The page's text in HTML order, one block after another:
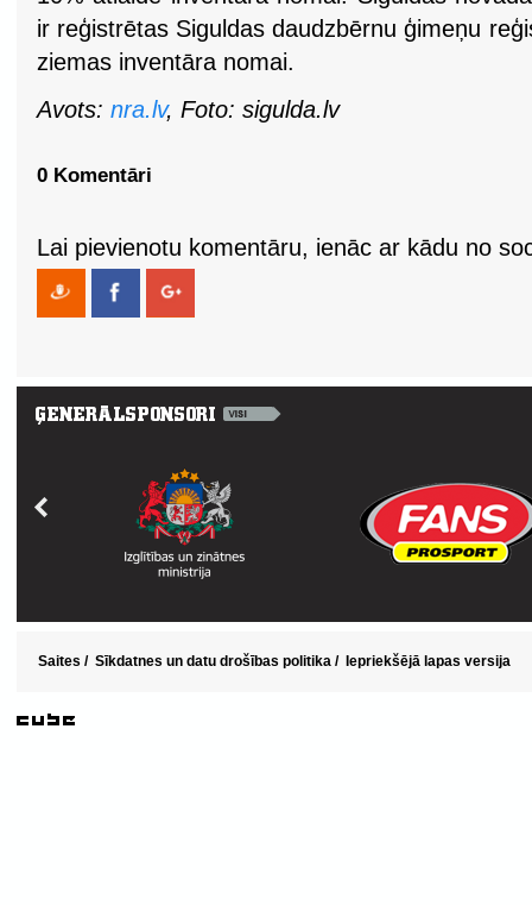
ir reģistrētas Siguldas daudzbērnu ģimeņu
ziemas inventāra nomai.
Avots: nra.lv, Foto: sigulda.lv
0 Komentāri
Lai pievienotu komentāru, ienāc ar kādu no
Saites / Sīkdatnes un datu drošības politika / Iepriekšējā lapas versija